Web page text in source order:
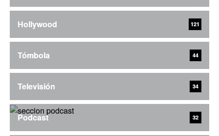
Hollywood 121
Tómbola 44
Televisión 34
Podcast 32